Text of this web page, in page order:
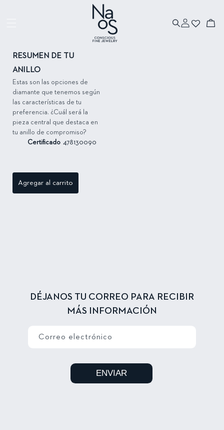
sesión
Carrito
RESUMEN DE TU
ANILLO
Estas son las opciones de
diamante que tenemos según
las características de tu
preferencia. ¿Cuál será la
pieza central que destaca en
tu anillo de compromiso?
Certificado478130090
Agregar al carrito
DÉJANOS TU CORREO PARA RECIBIR
MÁS INFORMACIÓN
Correo electrónico
ENVIAR